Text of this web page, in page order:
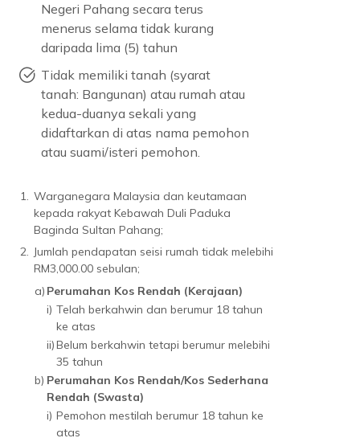
Negeri Pahang secara terus
menerus selama tidak kurang
daripada lima (5) tahun
Tidak memiliki tanah (syarat
tanah: Bangunan) atau rumah atau
kedua-duanya sekali yang
didaftarkan di atas nama pemohon
atau suami/isteri pemohon.
1. Warganegara Malaysia dan keutamaan
kepada rakyat Kebawah Duli Paduka
Baginda Sultan Pahang;
2. Jumlah pendapatan seisi rumah tidak melebihi
RM3,000.00 sebulan;
a) Perumahan Kos Rendah (Kerajaan)
i) Telah berkahwin dan berumur 18 tahun
ke atas
ii)Belum berkahwin tetapi berumur melebihi
35 tahun
b) Perumahan Kos Rendah/Kos Sederhana
Rendah (Swasta)
i) Pemohon mestilah berumur 18 tahun ke
atas